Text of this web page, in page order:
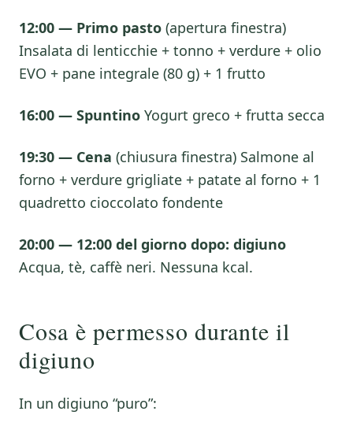
12:00 — Primo pasto (apertura finestra)
Insalata di lenticchie + tonno + verdure + olio
EVO + pane integrale (80 g) + 1 frutto
16:00 — Spuntino Yogurt greco + frutta secca
19:30 — Cena (chiusura finestra) Salmone al
forno + verdure grigliate + patate al forno + 1
quadretto cioccolato fondente
20:00 — 12:00 del giorno dopo: digiuno
Acqua, tè, caffè neri. Nessuna kcal.
Cosa è permesso durante il
digiuno
In un digiuno “puro”: